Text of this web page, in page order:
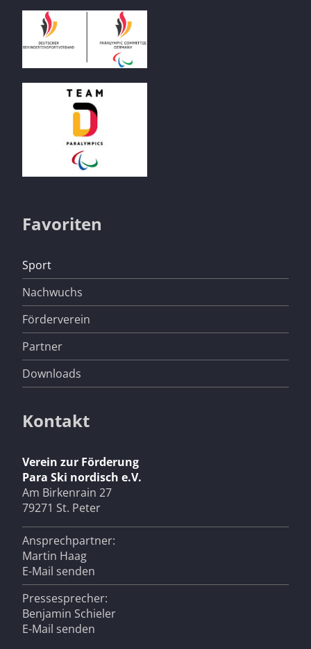
Favoriten
Navigation
überspringen
Sport
Nachwuchs
Förderverein
Partner
Downloads
Kontakt
Verein zur Förderung
Para Ski nordisch e.V.
Am Birkenrain 27
79271 St. Peter
Ansprechpartner:
Martin Haag
E-Mail senden
Pressesprecher:
Benjamin Schieler
E-Mail senden